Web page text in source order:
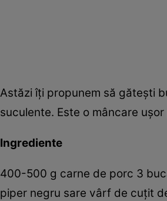
Astăzi îţi propunem să găteşti
suculente. Este o mâncare
Ingrediente
400-500 g carne de porc 3
piper negru sare vârf de cuţit